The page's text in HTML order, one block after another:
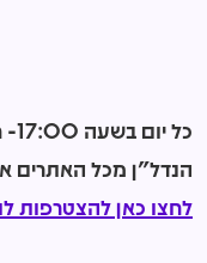
הנדל"ן מכל האתרים
לחצו כאן להצטרפות